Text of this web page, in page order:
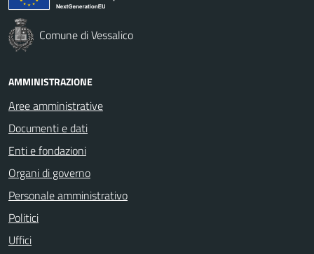
Comune di Vessalico
AMMINISTRAZIONE
Aree amministrative
Documenti e dati
Enti e fondazioni
Organi di governo
Personale amministrativo
Politici
Uffici